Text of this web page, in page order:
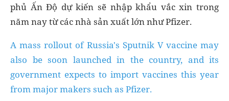
phủ Ấn Độ dự kiến ​​sẽ nhập khẩu vắc xin trong
năm nay từ các nhà sản xuất lớn như Pfizer.
A mass rollout of Russia's Sputnik V vaccine may
also be soon launched in the country, and its
government expects to import vaccines this year
from major makers such as Pfizer.